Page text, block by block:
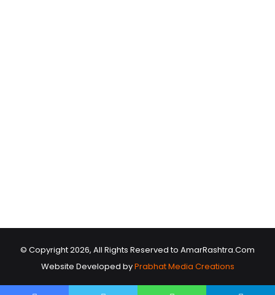
© Copyright 2026, All Rights Reserved to AmarRashtra.Com
Website Developed byPrabhat Media Creations